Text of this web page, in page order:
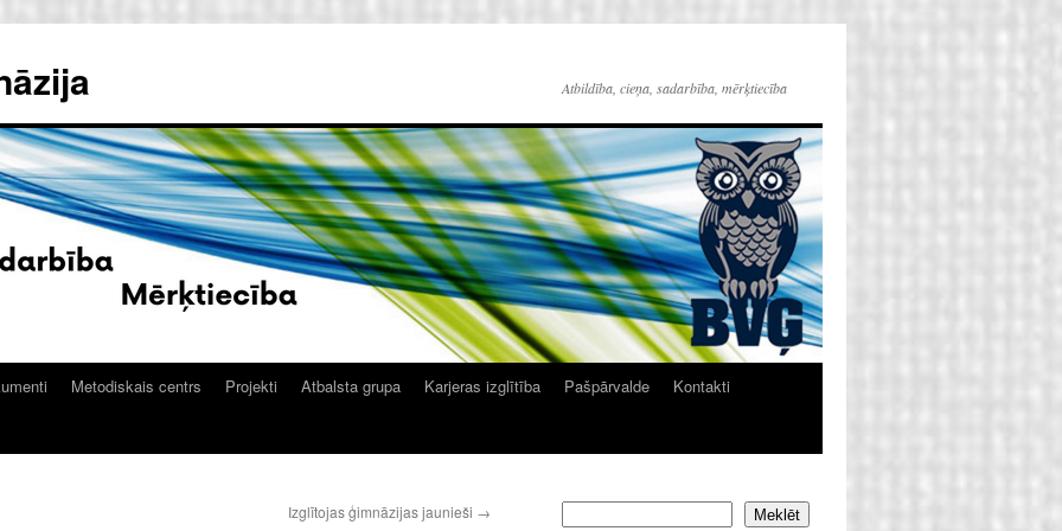
Atbildība, cieņa, sadarbība, mērķtiecība
Metodiskais centrs Projekti Atbalsta grupa Karjeras izglītība Pašpārvalde
Kontakti
Izglītojas ģimnāzijas jaunieši → Meklēt